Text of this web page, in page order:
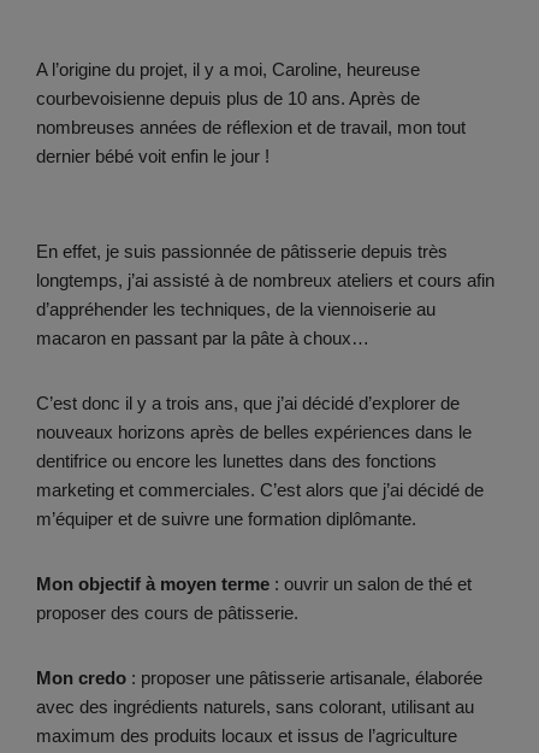
A l’origine du projet, il y a moi, Caroline, heureuse
courbevoisienne depuis plus de 10 ans. Après de
nombreuses années de réflexion et de travail, mon tout
dernier bébé voit enfin le jour !
En effet, je suis passionnée de pâtisserie depuis très
longtemps, j’ai assisté à de nombreux ateliers et cours afin
d’appréhender les techniques, de la viennoiserie au
macaron en passant par la pâte à choux…
C’est donc il y a trois ans, que j’ai décidé d’explorer de
nouveaux horizons après de belles expériences dans le
dentifrice ou encore les lunettes dans des fonctions
marketing et commerciales. C’est alors que j’ai décidé de
m’équiper et de suivre une formation diplômante.
Mon objectif à moyen terme : ouvrir un salon de thé et
proposer des cours de pâtisserie.
Mon credo : proposer une pâtisserie artisanale, élaborée
avec des ingrédients naturels, sans colorant, utilisant au
maximum des produits locaux et issus de l’agriculture